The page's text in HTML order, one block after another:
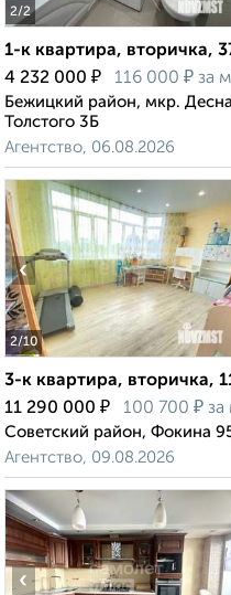
2/2
1-к квартира, вторичка,
4 232 000 ₽ 116 000 ₽ за
Бежицкий район, мкр.
Толстого 3Б
Агентство, 06.08.2026
2/10
‹
3-к квартира, вторичка,
11 290 000 ₽ 100 700 ₽ за
Советский район, Фокина
Агентство, 09.08.2026
‹